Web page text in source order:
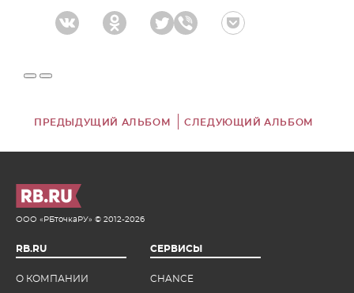
ПРЕДЫДУЩИЙ АЛЬБОМ СЛЕДУЮЩИЙ АЛЬБОМ
RB.RU
О КОМПАНИИ
СЕРВИСЫ
CHANCE
ООО «РБточкаРУ» © 2012-2026